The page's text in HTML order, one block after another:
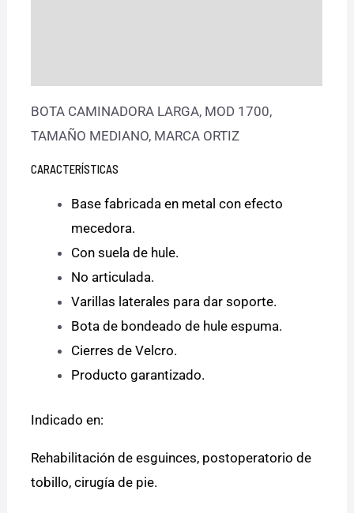
BOTA CAMINADORA LARGA, MOD 1700,
TAMAÑO MEDIANO, MARCA ORTIZ
CARACTERÍSTICAS
Base fabricada en metal con efecto
mecedora.
Con suela de hule.
No articulada.
Varillas laterales para dar soporte.
Bota de bondeado de hule espuma.
Cierres de Velcro.
Producto garantizado.
Indicado en:
Rehabilitación de esguinces, postoperatorio de
tobillo, cirugía de pie.